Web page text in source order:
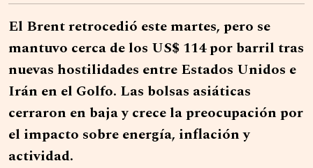
El Brent retrocedió este martes, pero se
mantuvo cerca de los US$ 114 por barril tras
nuevas hostilidades entre Estados Unidos e
Irán en el Golfo. Las bolsas asiáticas
cerraron en baja y crece la preocupación por
el impacto sobre energía, inflación y
actividad.